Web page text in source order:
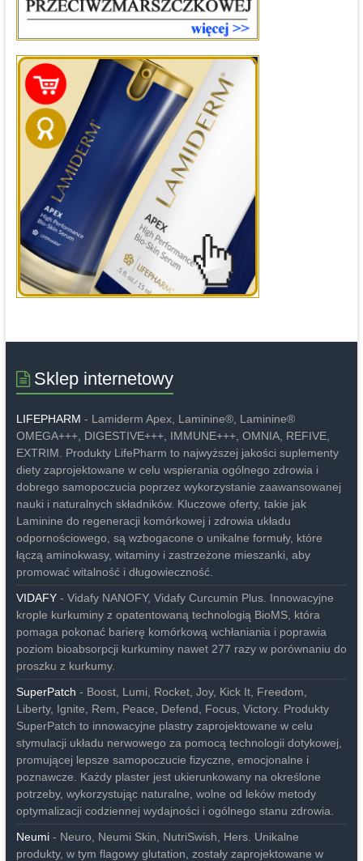
Sklep internetowy
LIFEPHARM - Lamiderm Apex, Laminine®, Laminine®
OMEGA+++, DIGESTIVE+++, IMMUNE+++, OMNIA, REFIVE,
EXTRIM. Produkty LifePharm to najwyższej jakości suplementy
diety zaprojektowane w celu wspierania ogólnego zdrowia i
dobrego samopoczucia poprzez wykorzystanie zaawansowanej
nauki i naturalnych składników. Kluczowe oferty, takie jak
Laminine do regeneracji komórkowej i zdrowia układu
odpornościowego, są wzbogacone o unikalne formuły, które
łączą aminokwasy, witaminy i zastrzeżone mieszanki, aby
promować witalność i długowieczność.
VIDAFY- Vidafy NANOFY, Vidafy Curcumin Plus. Innowacyjne
krople kurkuminy z opatentowaną technologią BioMS, która
pomaga pokonać barierę komórkową wchłaniania i poprawia
poziom bioabsorpcji kurkuminy nawet 277 razy w porównaniu do
proszku z kurkumy.
SuperPatch - Boost, Lumi, Rocket, Joy, Kick It, Freedom,
Liberty, Ignite, Rem, Peace, Defend, Focus, Victory. Produkty
SuperPatch to innowacyjne plastry zaprojektowane w celu
stymulacji układu nerwowego za pomocą technologii dotykowej,
promującej lepsze samopoczucie fizyczne, emocjonalne i
poznawcze. Każdy plaster jest ukierunkowany na określone
potrzeby, wykorzystując naturalne, wolne od leków metody
optymalizacji codziennej wydajności i ogólnego stanu zdrowia.
Neumi- Neuro, Neumi Skin, NutriSwish, Hers. Unikalne
produkty, w tym flagowy glutation, zostały zaprojektowane w